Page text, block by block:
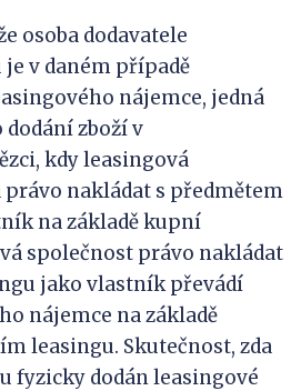
osoba dodavatele
v daném případě
nájemce, jedná
dodání zboží v
kdy leasingová
nakládat s předmětem
na základě kupní
společnost právo nakládat
jako vlastník převádí
nájemce na základě
leasingu. Skutečnost, zda
fyzicky dodán leasingové